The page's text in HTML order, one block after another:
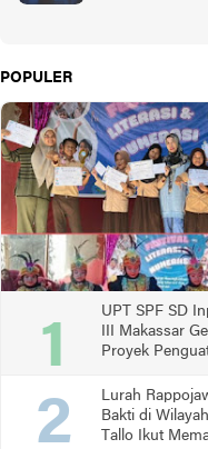
POPULER
UPT SPF SD
III Makassar
Proyek
Lurah
Bakti di
Tallo Ikut